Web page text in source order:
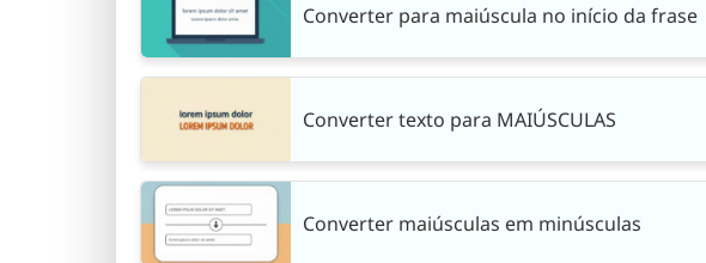
Converter para maiúscula no início da frase
Converter texto para MAIÚSCULAS
Converter maiúsculas em minúsculas